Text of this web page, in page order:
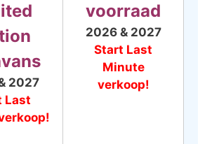
2027
Last
voorraad
2026 & 2027
Start Last
Minute
verkoop!